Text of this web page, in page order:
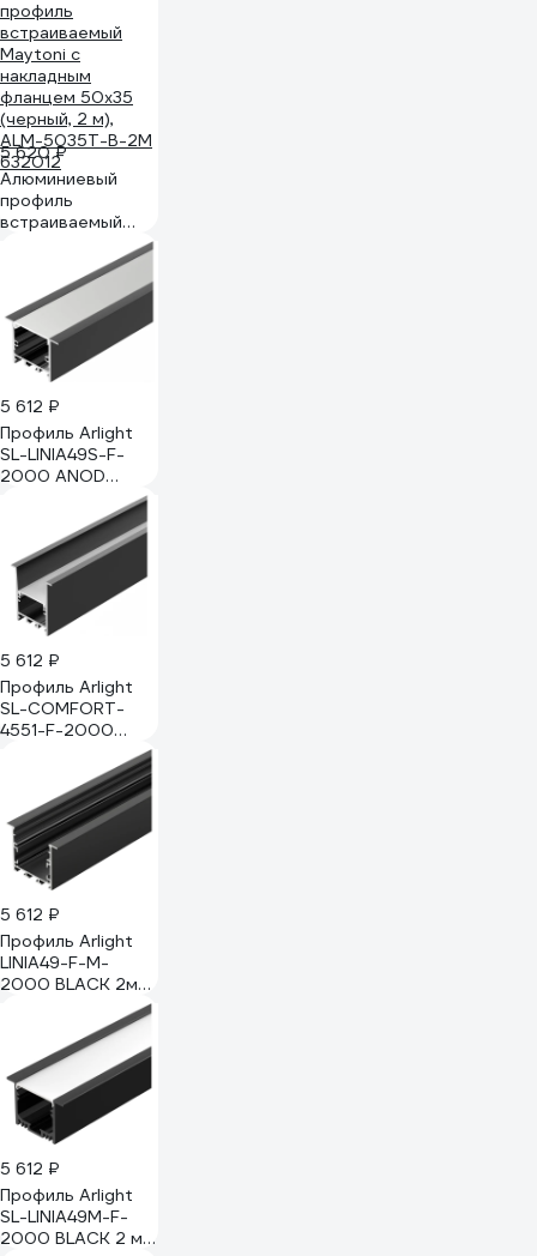
5 620 ₽
Алюминиевый
профиль
встраиваемый
фланцем 50x35
(черный, 2 м),
ALM-5035T-B-2M
632012
5 612 ₽
Профиль Arlight
SL-LINIA49S-F-
2000 ANOD
39389 039389
5 612 ₽
Профиль Arlight
SL-COMFORT-
4551-F-2000
ANOD BLACK 2 м
0 31766 031766
5 612 ₽
Профиль Arlight
LINIA49-F-M-
2000 BLACK 2м
5 612 ₽
Профиль Arlight
SL-LINIA49M-F-
2000 BLACK 2 м